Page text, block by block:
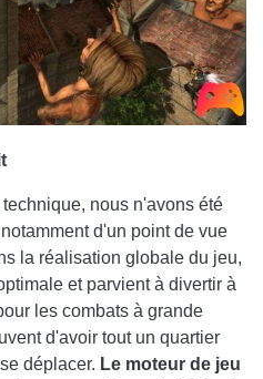
nous n'avons été
d'un point de vue
la réalisation globale du jeu,
et parvient à divertir à
les combats à grande
d'avoir tout un quartier
déplacer. Le moteur de jeu